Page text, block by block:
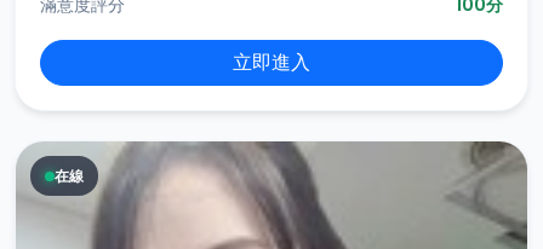
滿意度評分 100分
立即進入
在線